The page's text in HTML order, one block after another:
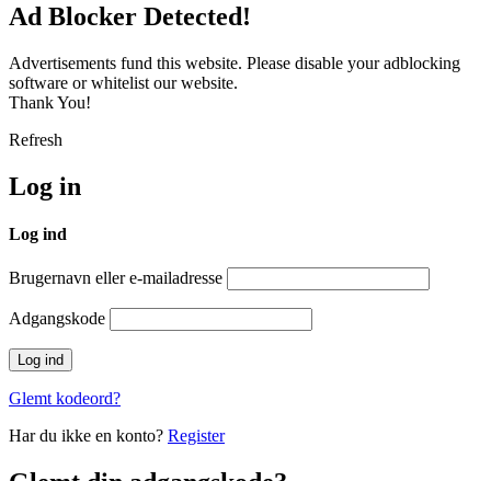
Ad Blocker Detected!
Advertisements fund this website. Please disable your adblocking
software or whitelist our website.
Thank You!
Refresh
Log in
Log ind
Brugernavn eller e-mailadresse
Adgangskode
Glemt kodeord?
Har du ikke en konto? Register